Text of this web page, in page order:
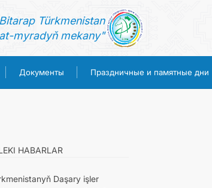
Türkmenistan
myradyň mekany"
Документы Праздничные и памятные дни
HABARLAR
Daşary işler